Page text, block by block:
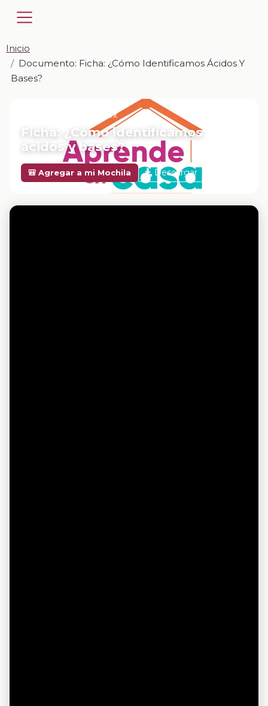
Inicio
Documento: Ficha: ¿Cómo Identificamos Ácidos Y
Bases?
📎 DOCUMENTO · DOCX
Ficha: ¿Cómo identificamos
ácidos y bases?
🎒 Agregar a mi Mochila Descargar